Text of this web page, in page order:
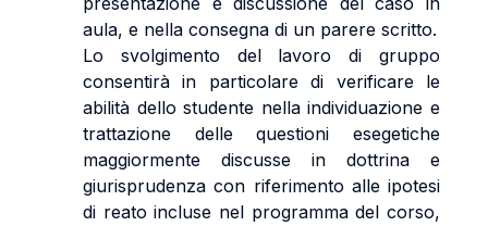
aula, e nella consegna di un parere scritto.
Lo svolgimento del lavoro di gruppo
consentirà in particolare di verificare le
abilità dello studente nella individuazione e
trattazione delle questioni esegetiche
maggiormente discusse in dottrina e
giurisprudenza con riferimento alle ipotesi
di reato incluse nel programma del corso,